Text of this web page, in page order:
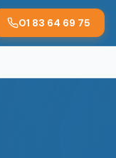
01 83 64 69 75